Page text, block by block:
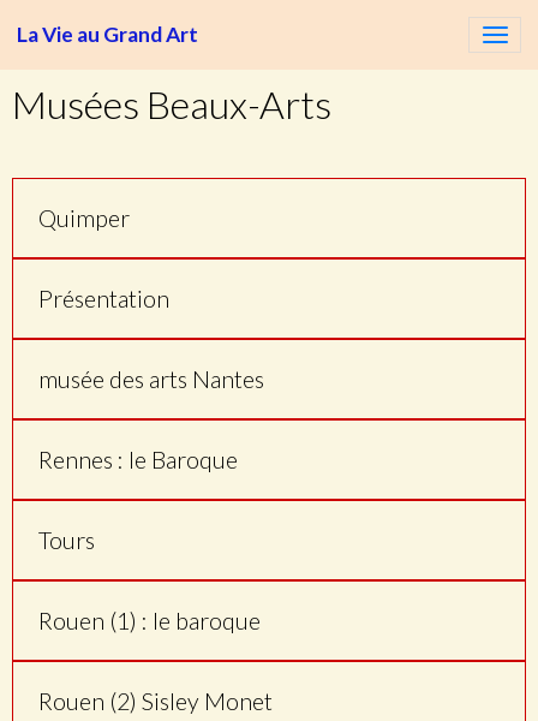
La Vie au Grand Art
Musées Beaux-Arts
Quimper
Présentation
musée des arts Nantes
Rennes : le Baroque
Tours
Rouen (1) : le baroque
Rouen (2) Sisley Monet